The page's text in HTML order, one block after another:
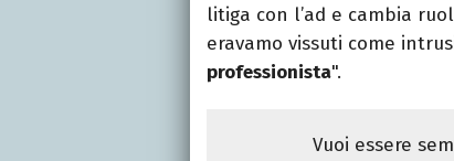
litiga con l’ad e cambia
eravamo vissuti come
professionista".
Vuoi essere